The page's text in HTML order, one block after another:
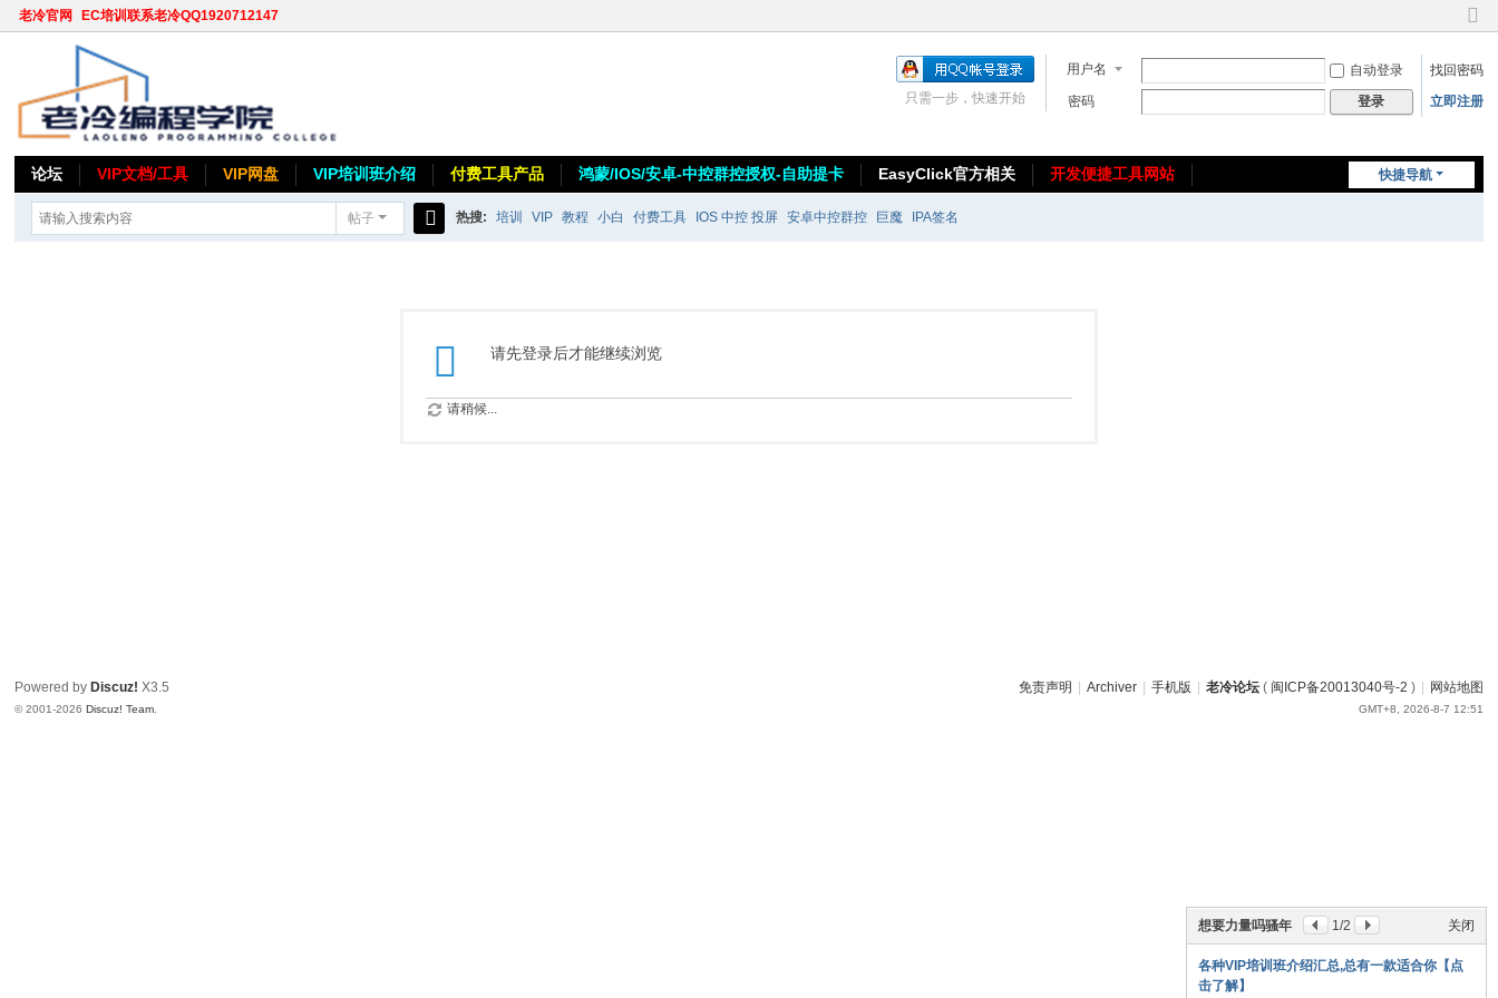
老冷官网 EC培训联系老冷QQ1920712147
切
到
窄
用户名 自动登录
找回密码
密码
登录 立即注册
只需一步，快速开始
快捷导航
论坛 VIP文档/工具 VIP网盘 VIP培训班介绍 付费工具产品 鸿蒙/IOS/安卓-中控群控授权-自助提卡 EasyClick官方相关
开发便捷工具网站
帖子 热搜: 培训 VIP 教程 小白 付费工具 IOS 中控 投屏 安卓中控群控 巨魔 IPA签名
请先登录后才能继续浏览
请稍候...
关闭
想要力量吗骚年 1/2
各种VIP培训班介绍汇总,总有一款适合你【点
击了解】
免责声明 Archiver 手机版 老冷论坛( 闽ICP备20013040号-2 ) 网站地图
GMT+8, 2026-8-7 12:51
Powered by Discuz! X3.5
© 2001-2026Discuz! Team